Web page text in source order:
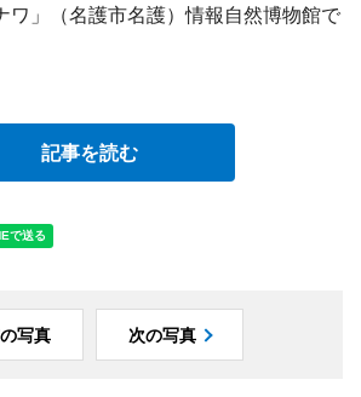
ワ」（名護市名護）情報自然博物館で
記事を読む
写真 次の写真